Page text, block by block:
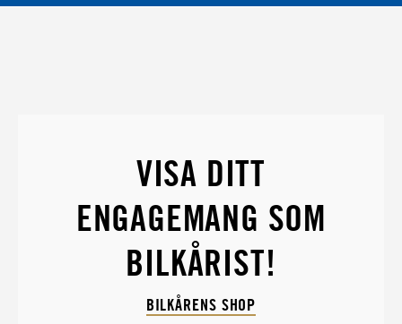
VISA DITT
ENGAGEMANG SOM
BILKÅRIST!
BILKÅRENS SHOP